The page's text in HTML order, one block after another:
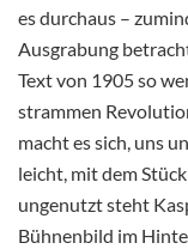
es durchaus –
Ausgrabung
Text von 1905 so
strammen
macht es sich, uns
leicht, mit dem
ungenutzt steht
Bühnenbild im